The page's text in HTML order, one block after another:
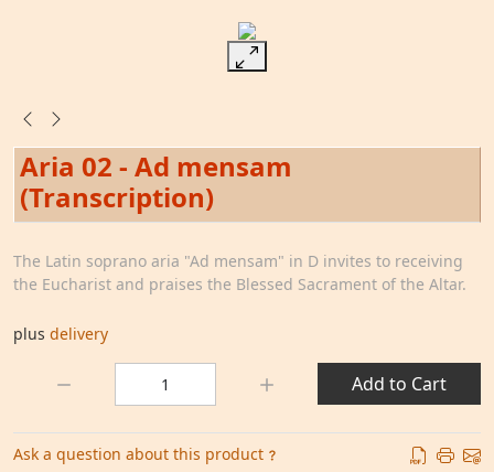
Aria 02 - Ad mensam
(Transcription)
The Latin soprano aria "Ad mensam" in D invites to receiving
the Eucharist and praises the Blessed Sacrament of the Altar.
plus delivery
Add to Cart
Ask a question about this product